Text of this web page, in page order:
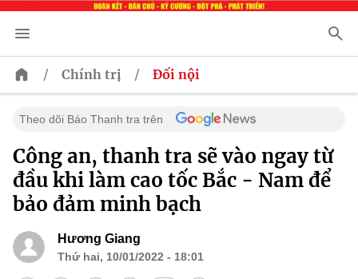
/ Chính trị / Đối nội
Theo dõi Báo Thanh tra trên
Công an, thanh tra sẽ vào ngay từ
đầu khi làm cao tốc Bắc - Nam để
bảo đảm minh bạch
Hương Giang
Thứ hai, 10/01/2022 - 18:01